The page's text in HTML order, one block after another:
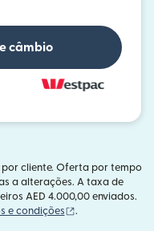
câmbio
cliente. Oferta por tempo
a alterações. A taxa de
AED 4.000,00 enviados.
e condições (abre em uma
.